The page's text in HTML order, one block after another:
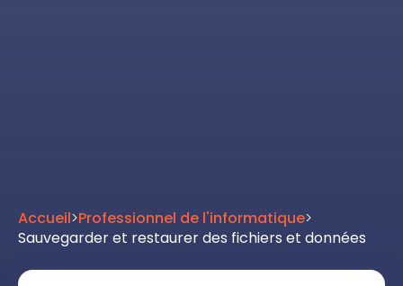
Accueil>Professionnel de l'informatique>
Sauvegarder et restaurer des fichiers et données